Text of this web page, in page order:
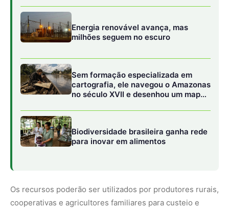
Energia renovável avança, mas
milhões seguem no escuro
Sem formação especializada em
cartografia, ele navegou o Amazonas
no século XVII e desenhou um mapa
controle da floresta
Biodiversidade brasileira ganha rede
para inovar em alimentos
Os recursos poderão ser utilizados por produtores rurais,
cooperativas e agricultores familiares para custeio e